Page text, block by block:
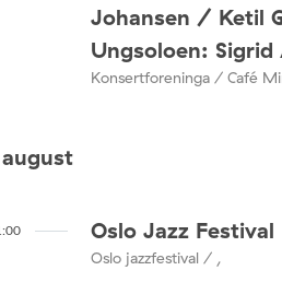
Johansen / Ketil
Ungsoloen: Sigrid
Konsertforeninga / Café
Oslo Jazz Festival
Oslo jazzfestival / ,